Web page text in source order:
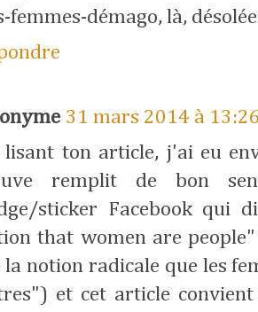
femmes-démago, là,
31 mars 2014 à
lisant ton article, j'ai eu
remplit de bon
sticker Facebook qui
that women are
la notion radicale que les
et cet article